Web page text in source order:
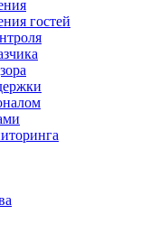
гостей